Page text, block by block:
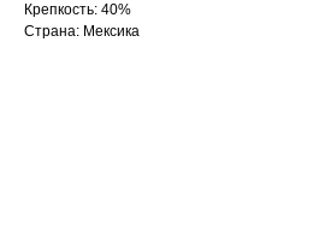
Крепкость: 40%
Страна: Мексика